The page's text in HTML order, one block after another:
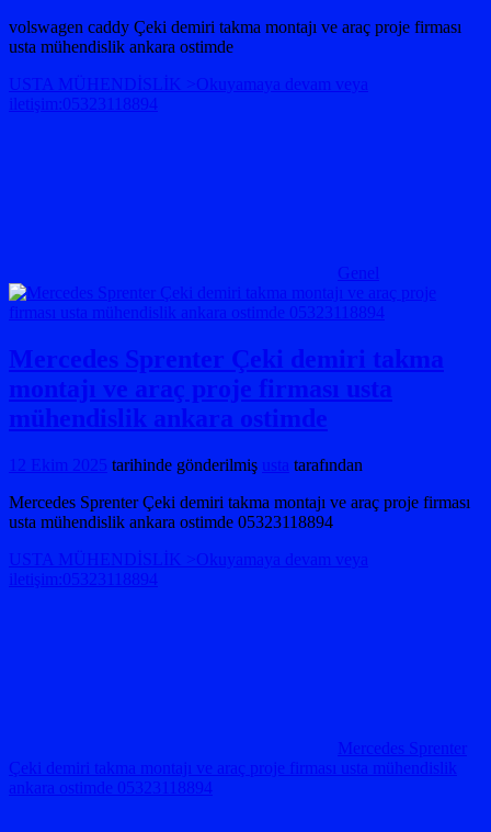
volswagen caddy Çeki demiri takma montajı ve araç proje firması
usta mühendislik ankara ostimde
USTA MÜHENDİSLİK >Okuyamaya devam veya
iletişim:05323118894
Genel
Mercedes Sprenter Çeki demiri takma
montajı ve araç proje firması usta
mühendislik ankara ostimde
12 Ekim 2025 tarihinde gönderilmiş usta tarafından
Mercedes Sprenter Çeki demiri takma montajı ve araç proje firması
usta mühendislik ankara ostimde 05323118894
USTA MÜHENDİSLİK >Okuyamaya devam veya
iletişim:05323118894
Mercedes Sprenter
Çeki demiri takma montajı ve araç proje firması usta mühendislik
ankara ostimde 05323118894